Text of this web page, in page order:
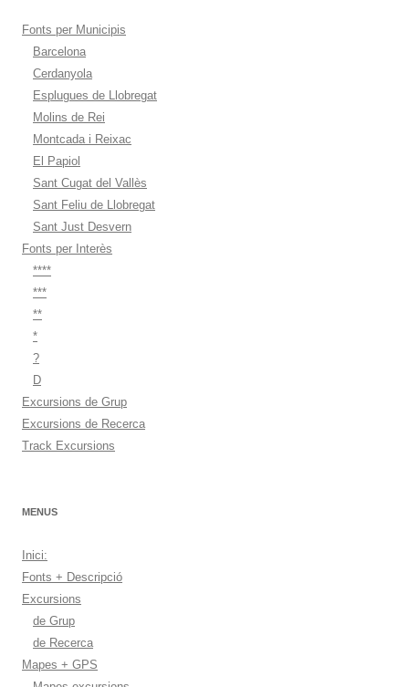
Fonts per Municipis
Barcelona
Cerdanyola
Esplugues de Llobregat
Molins de Rei
Montcada i Reixac
El Papiol
Sant Cugat del Vallès
Sant Feliu de Llobregat
Sant Just Desvern
Fonts per Interès
****
***
**
*
?
D
Excursions de Grup
Excursions de Recerca
Track Excursions
MENUS
Inici:
Fonts + Descripció
Excursions
de Grup
de Recerca
Mapes + GPS